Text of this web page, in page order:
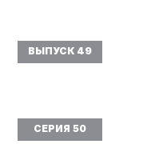
ВЫПУСК 49
СЕРИЯ 50